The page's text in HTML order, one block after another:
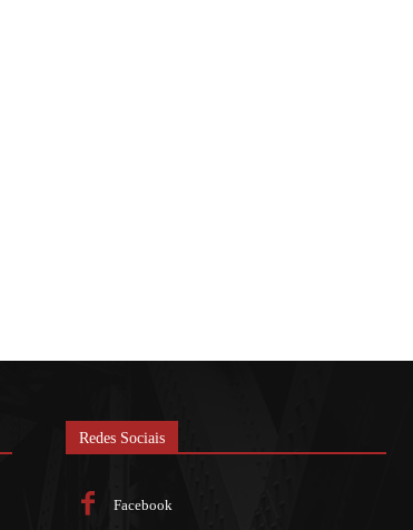
Redes Sociais
Facebook